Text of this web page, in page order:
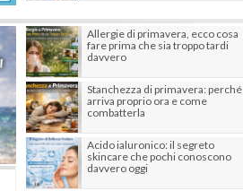
Allergie di primavera, ecco cosa
fare prima che sia troppo tardi
davvero
Stanchezza di primavera: perché
arriva proprio ora e come
combatterla
Acido ialuronico: il segreto
skincare che pochi conoscono
davvero oggi